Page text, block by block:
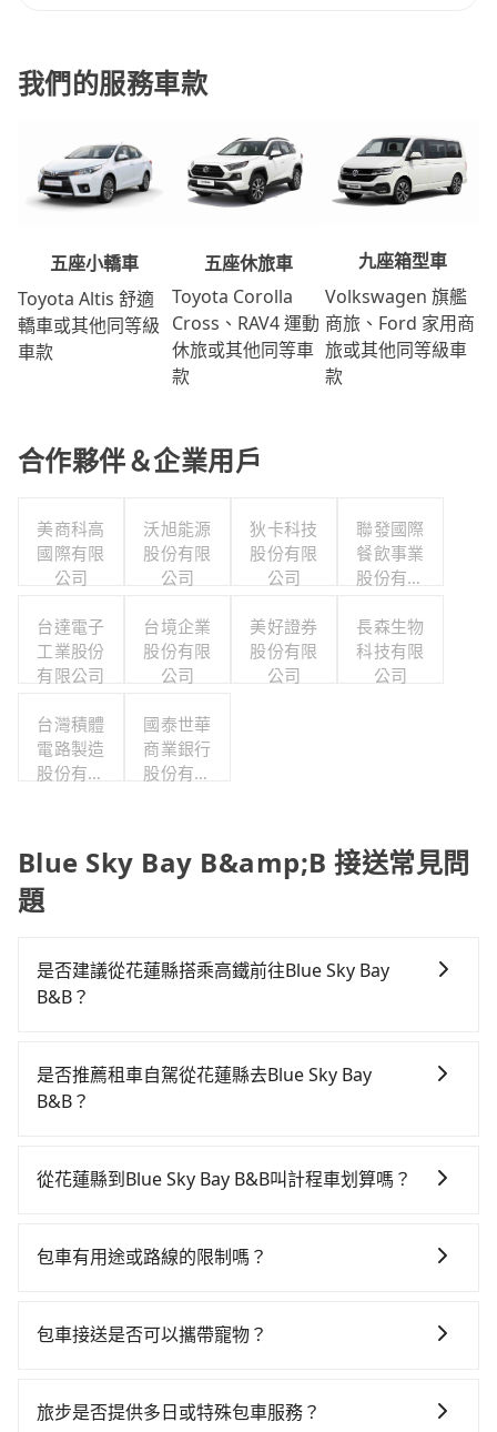
我們的服務車款
五座小轎車
Toyota Altis 舒適
轎車或其他同等級
車款
五座休旅車
Toyota Corolla
Cross、RAV4 運動
休旅或其他同等車
款
九座箱型車
Volkswagen 旗艦
商旅、Ford 家用商
旅或其他同等級車
款
合作夥伴＆企業用戶
美商科高
國際有限
公司
沃旭能源
股份有限
公司
狄卡科技
股份有限
公司
聯發國際
餐飲事業
股份有限
台達電子
工業股份
有限公司
台境企業
股份有限
公司
美好證券
股份有限
公司
長森生物
科技有限
公司
台灣積體
電路製造
股份有限
國泰世華
商業銀行
股份有限
Blue Sky Bay B&amp;B 接送常見問
題
是否建議從花蓮縣搭乘高鐵前往Blue Sky Bay
B&B？
貴、費時，且難叫計程車前往高鐵站！從最早06:15一直
到22:50，南港-台中一天最多有101班次高鐵可搭乘。假
步行進站、現場購票並於月台排隊的時間約20分鐘，再
前排班的計程車，搭上小黃後約花70分鐘、車費2,500元
費總計8,450元。不過花蓮縣領有合法執照的計程車僅有
一輛小黃了，花蓮縣少部分小黃司機不按表收費，看乘
是否推薦租車自駕從花蓮縣去Blue Sky Bay
B&B？
在車上休息，那在花蓮縣花蓮市有約20間租車車行，比
Tiida，一天租金約$1,500，九人座如Hyundai Starex
元）、保險費、罰單另計多數租車合約上都會載明每日
租乙還的服務，假設你當天就往返花蓮縣（花蓮市）與
從花蓮縣到Blue Sky Bay B&B叫計程車划算嗎？
灣大車隊，如果在路邊攔不到車，也可考慮打電話至附
4,100~6,200元間。不過花蓮縣僅有合法計程車約1,010
要原路返回，Blue Sky Bay B&B所在的南投縣的計程車
包車有用途或路線的限制嗎？
地方，只要是長途交通且途中遵守台灣法律，無論是清
檢疫、預約叫車、機場接送、定期洗腎、包月上下班，
包車接送是否可以攜帶寵物？
預定時特別勾選，是可以讓置入提籠或提袋內的中小型
旅步是否提供多日或特殊包車服務？